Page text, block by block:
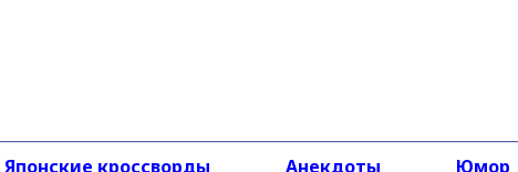
Японские кроссворды Анекдоты Юмор